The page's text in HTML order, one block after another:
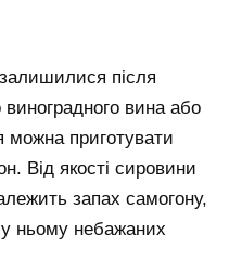
після
вина або
можна приготувати
Від якості сировини
запах самогону,
у ньому небажаних